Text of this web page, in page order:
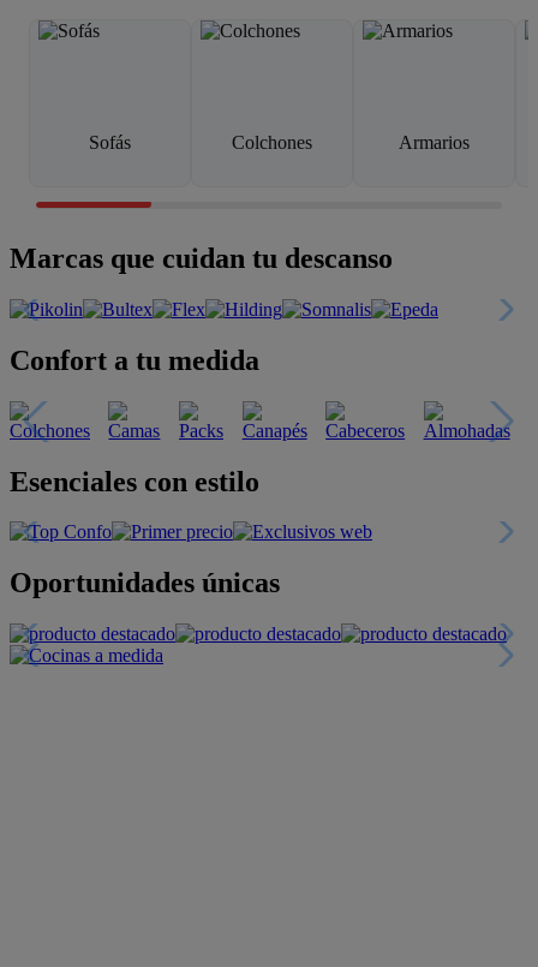
Sofás Colchones Armarios
Marcas que cuidan tu descanso
Confort a tu medida
Esenciales con estilo
Oportunidades únicas